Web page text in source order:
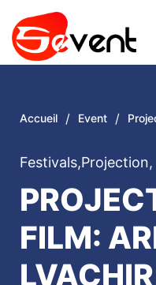
Accueil / Event /
Festivals,Projection,
FILM:
LVACHIR